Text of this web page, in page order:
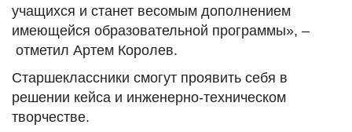
учащихся и станет весомым дополнением
имеющейся образовательной программы», –
отметил Артем Королев.
Старшеклассники смогут проявить себя в
решении кейса и инженерно-техническом
творчестве.